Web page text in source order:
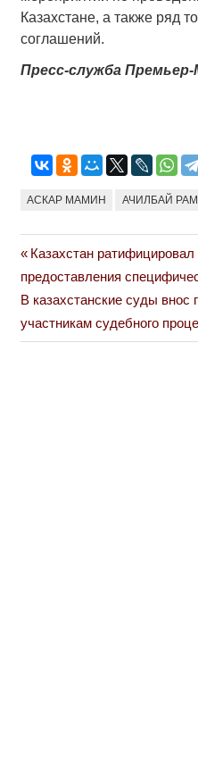
Казахстане, а также ряд
соглашений.
Пресс-служба
АСКАР МАМИН АЧИЛБАЙ
Навигация
по
записям
Previous
Post:
Казахстан
предоставления
Next
Post:
В казахстанские суды внос
участникам судебного